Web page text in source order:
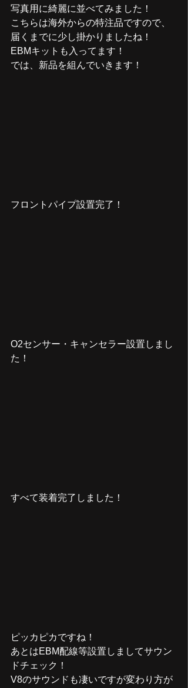
写真用に綺麗に並べてみました！
こちらは海外からの特注品ですので、
届くまでに少し掛かりましたね！
EBMキットも入ってます！
では、新品を組んでいきます！
フロントパイプ設置完了！
O2センサー・キャンセラー設置しまし
た！
すべて装着完了しました！
ピッカピカですね！
あとはEBM配線等設置しましてサウン
ドチェック！
V8のサウンドも凄いですが変わり方が